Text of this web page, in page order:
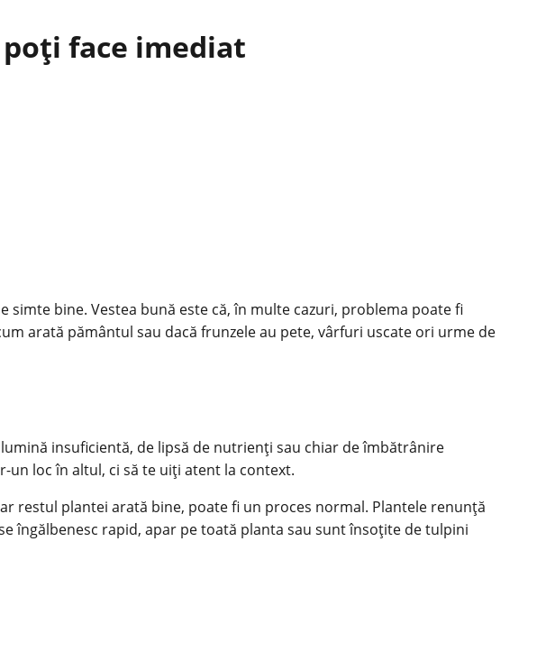
face imediat
simte bine. Vestea bună este că, în multe cazuri, problema poate fi
arată pământul sau dacă frunzele au pete, vârfuri uscate ori urme de
insuficientă, de lipsă de nutrienți sau chiar de îmbătrânire
un loc în altul, ci să te uiți atent la context.
restul plantei arată bine, poate fi un proces normal. Plantele renunță
îngălbenesc rapid, apar pe toată planta sau sunt însoțite de tulpini